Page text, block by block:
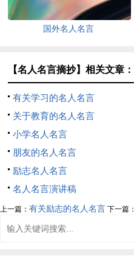
国外名人名言
【名人名言摘抄】相关文章：
有关学习的名人名言
关于教育的名人名言
小学名人名言
朋友的名人名言
励志名人名言
名人名言演讲稿
上一篇： 有关励志的名人名言 下一篇：